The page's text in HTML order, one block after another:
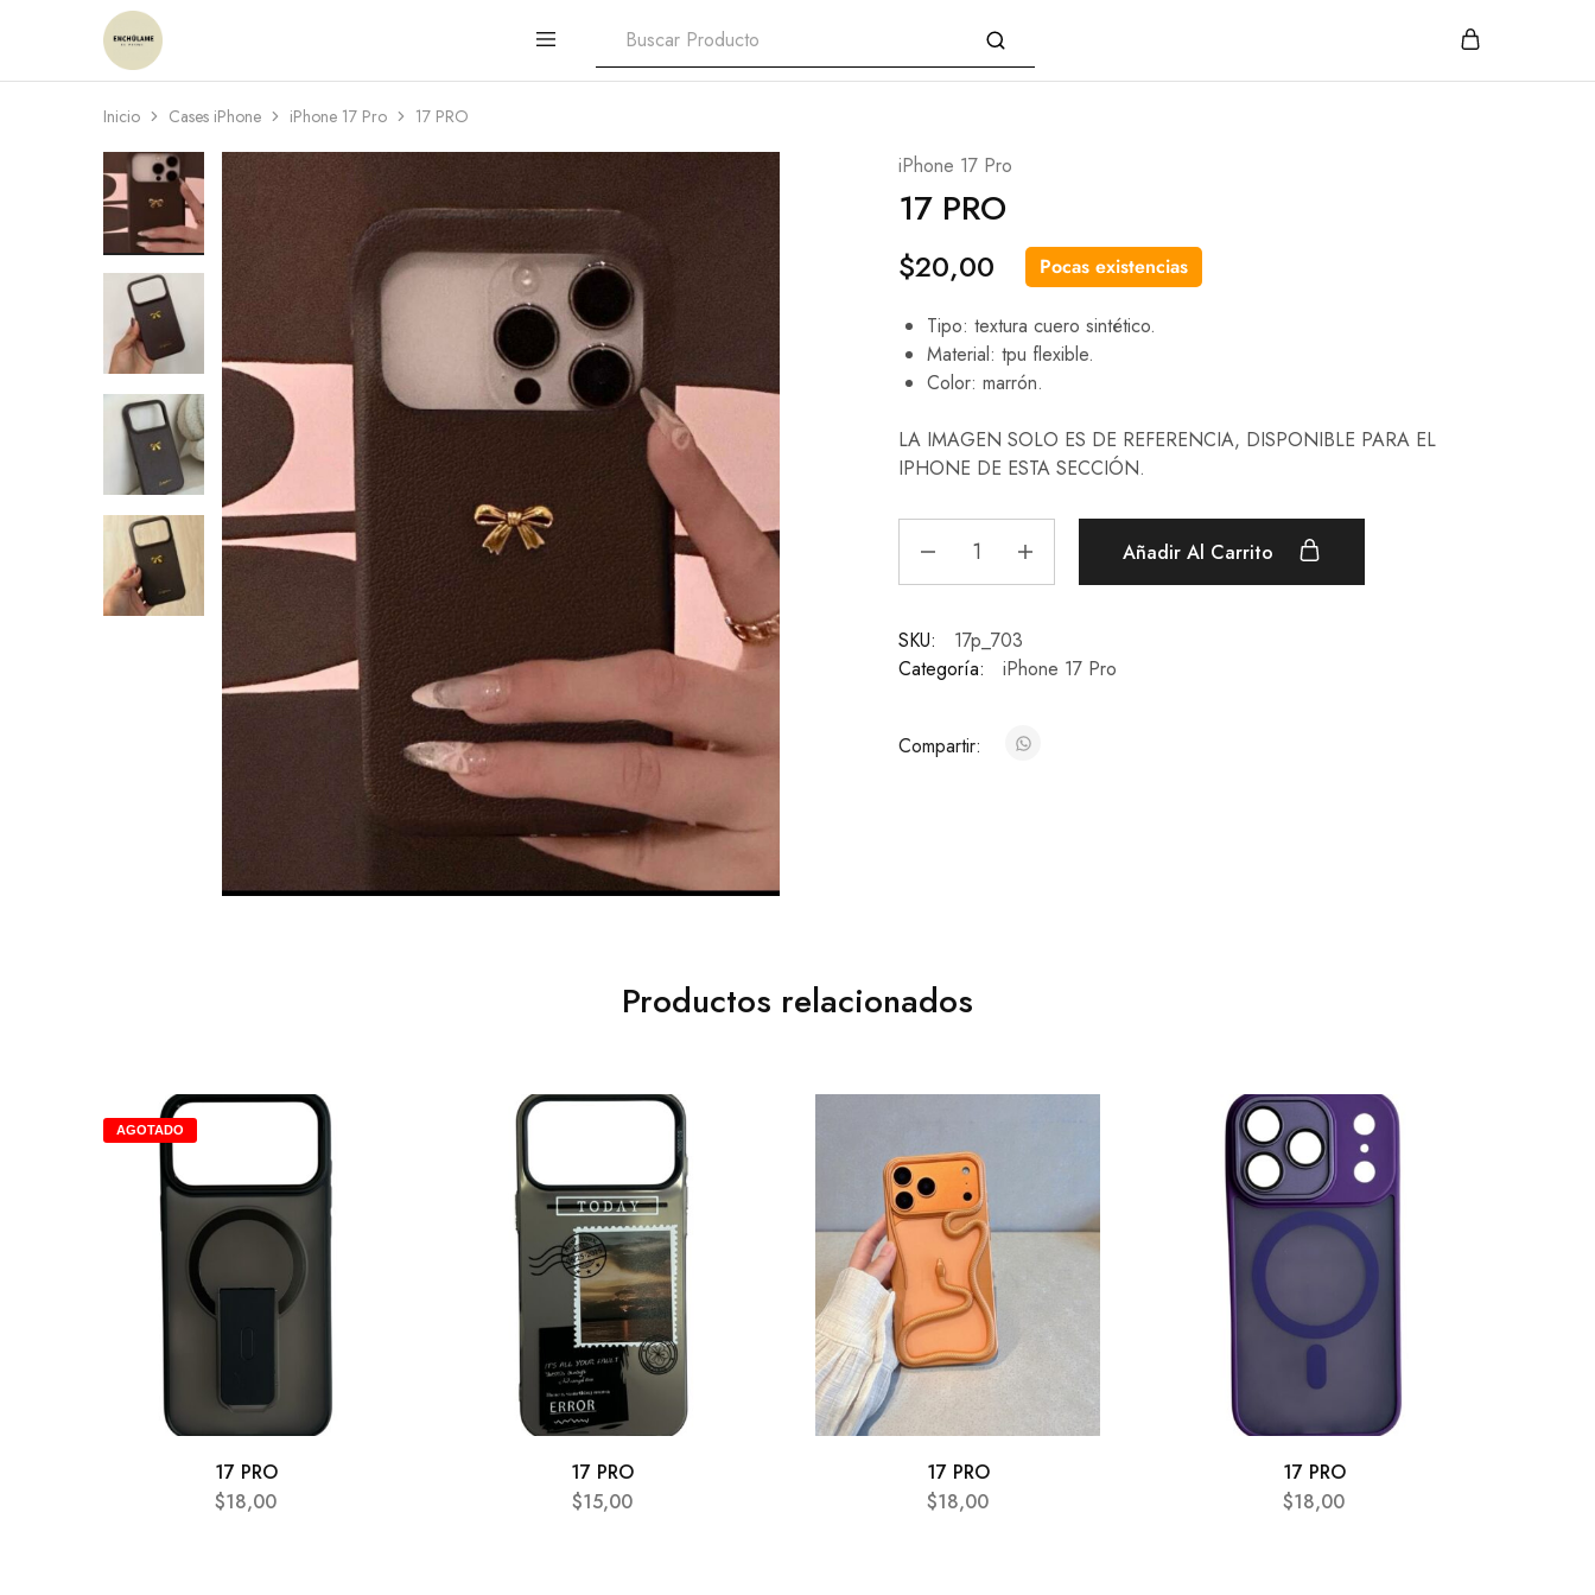
Enchulame
Tienda
Inicio Cases iPhone iPhone 17 Pro 17 PRO
iPhone 17 Pro
17 PRO
$20,00 Pocas existencias
Tipo: textura cuero sintético.
Material: tpu flexible.
Color: marrón.
LA IMAGEN SOLO ES DE REFERENCIA, DISPONIBLE PARA EL
IPHONE DE ESTA SECCIÓN.
Añadir Al Carrito
SKU:
17p_703
Categoría:
iPhone 17 Pro
Compartir:
Productos relacionados
AGOTADO
17 PRO
$18,00
17 PRO
$15,00
17 PRO
$18,00
17 PRO
$18,00